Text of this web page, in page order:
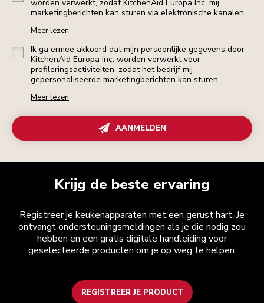
worden verwerkt, zodat KitchenAid Europa Inc. mij
marketingberichten kan sturen via elektronische kanalen.
Meer lezen
Ik ga ermee akkoord dat mijn persoonlijke gegevens door
KitchenAid Europa Inc. worden verwerkt voor
profileringsactiviteiten, zodat het bedrijf mij
gepersonaliseerde marketingberichten kan sturen.
Meer lezen
AANMELDEN
Krijg de beste ervaring
Registreer je keukenapparaten met een gerust hart. Je
ontvangt ondersteuningsmeldingen als je die nodig zou
hebben en een gratis digitale handleiding voor
geselecteerde producten om je op weg te helpen.
REGISTREER JE PRODUCT